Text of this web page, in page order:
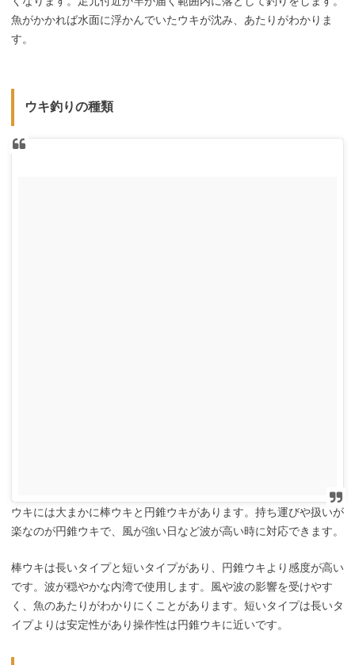
魚がかかれば水面に浮かんでいたウキが沈み、あたりがわかりま
す。
ウキ釣りの種類
ウキには大まかに棒ウキと円錐ウキがあります。持ち運びや扱いが
楽なのが円錐ウキで、風が強い日など波が高い時に対応できます。
棒ウキは長いタイプと短いタイプがあり、円錐ウキより感度が高い
です。波が穏やかな内湾で使用します。風や波の影響を受けやす
く、魚のあたりがわかりにくことがあります。短いタイプは長いタ
イプよりは安定性があり操作性は円錐ウキに近いです。